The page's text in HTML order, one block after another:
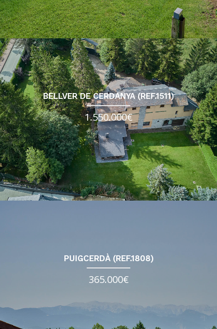
BELLVER DE CERDANYA (REF.1511)
1.550.000€
PUIGCERDÀ (REF.1808)
365.000€